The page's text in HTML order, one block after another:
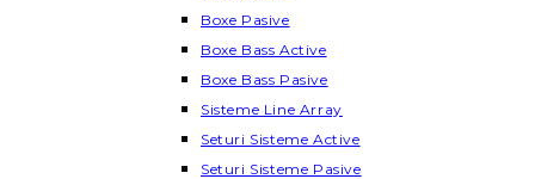
Boxe Pasive
Boxe Bass Active
Boxe Bass Pasive
Sisteme Line Array
Seturi Sisteme Active
Seturi Sisteme Pasive